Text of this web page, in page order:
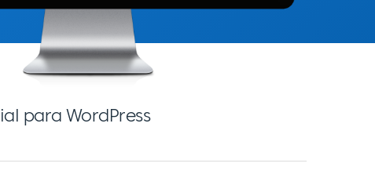
para WordPress